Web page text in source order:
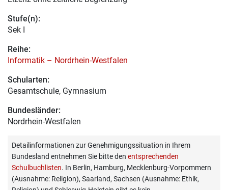
Stufe(n):
Sek I
Reihe:
Informatik – Nordrhein-Westfalen
Schularten:
Gesamtschule, Gymnasium
Bundesländer:
Nordrhein-Westfalen
Detailinformationen zur Genehmigungssituation in Ihrem
Bundesland entnehmen Sie bitte den entsprechenden
Schulbuchlisten. In Berlin, Hamburg, Mecklenburg-Vorpommern
(Ausnahme: Religion), Saarland, Sachsen (Ausnahme: Ethik,